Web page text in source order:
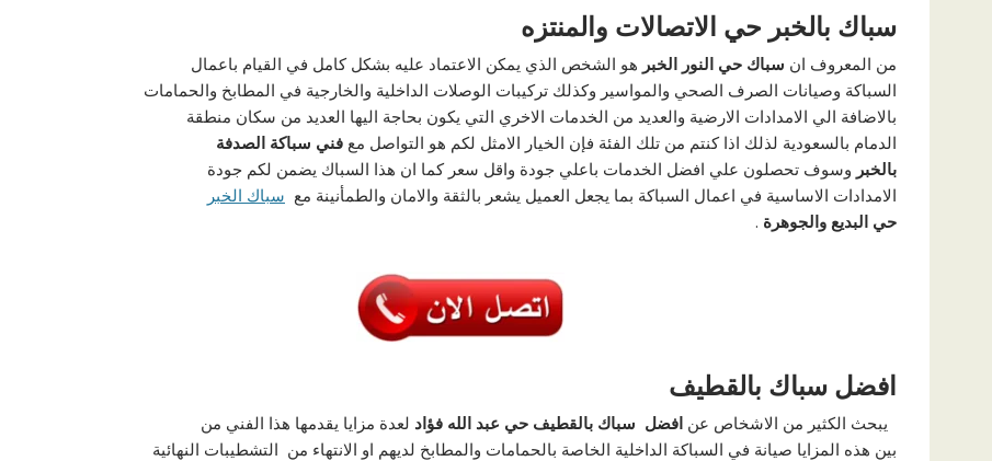
سباك بالخبر حي الاتصالات والمنتزه
من المعروف ان سباك حي النور الخبر هو الشخص الذي يمكن الاعتماد عليه بشكل كامل في القيام باعمال
السباكة وصيانات الصرف الصحي والمواسير وكذلك تركيبات الوصلات الداخلية والخارجية في المطابخ والحمامات
بالاضافة الي الامدادات الارضية والعديد من الخدمات الاخري التي يكون بحاجة اليها العديد من سكان منطقة
الدمام بالسعودية لذلك اذا كنتم من تلك الفئة فإن الخيار الامثل لكم هو التواصل مع فني سباكة الصدفة
بالخبر وسوف تحصلون علي افضل الخدمات باعلي جودة واقل سعر كما ان هذا السباك يضمن لكم جودة
الامدادات الاساسية في اعمال السباكة بما يجعل العميل يشعر بالثقة والامان والطمأنينة مع سباك الخبر
حي البديع والجوهرة .
افضل سباك بالقطيف
يبحث الكثير من الاشخاص عن افضل سباك بالقطيف حي عبد الله فؤاد لعدة مزايا يقدمها هذا الفني من
بين هذه المزايا صيانة في السباكة الداخلية الخاصة بالحمامات والمطابخ لديهم او الانتهاء من التشطيبات النهائية